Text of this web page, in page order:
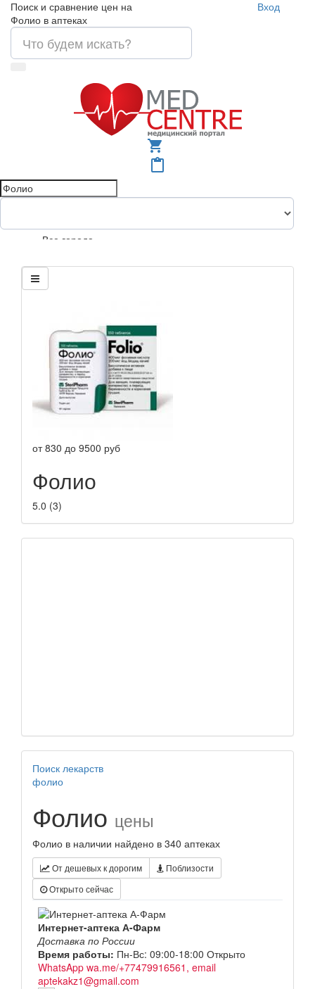
Поиск и сравнение цен на
Фолио в аптеках
Вход
shopping_cart
content_paste
Все города
от830 до 9500 руб
Фолио
5.0 (3)
Поиск лекарств
фолио
Фолио цены
Фолио в наличии найдено в 340 аптеках
От дешевых к дорогим
Поблизости
Открыто сейчас
Интернет-аптека А-Фарм
Доставка по России
Время работы: Пн-Вс: 09:00-18:00 Открыто
WhatsApp wa.me/+77479916561, email
aptekakz1@gmail.com